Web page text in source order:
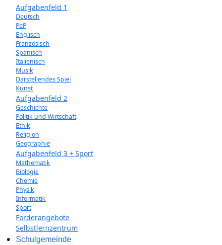
Aufgabenfeld 1
Deutsch
PeP
Englisch
Französisch
Spanisch
Italienisch
Musik
Darstellendes Spiel
Kunst
Aufgabenfeld 2
Geschichte
Politik und Wirtschaft
Ethik
Religion
Geographie
Aufgabenfeld 3 + Sport
Mathematik
Biologie
Chemie
Physik
Informatik
Sport
Förderangebote
Selbstlernzentrum
Schulgemeinde